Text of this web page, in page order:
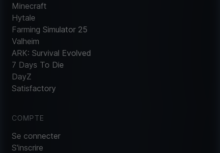
Minecraft
Hytale
Farming Simulator 25
Valheim
ARK: Survival Evolved
7 Days To Die
DayZ
Satisfactory
COMPTE
Se connecter
S'inscrire